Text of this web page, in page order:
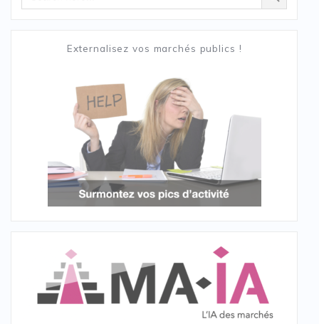
Externalisez vos marchés publics !